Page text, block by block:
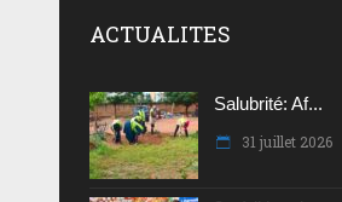
ACTUALITES
Salubrité: Af...
31 juillet 2026